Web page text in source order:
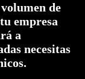
de
empresa
a
necesitas